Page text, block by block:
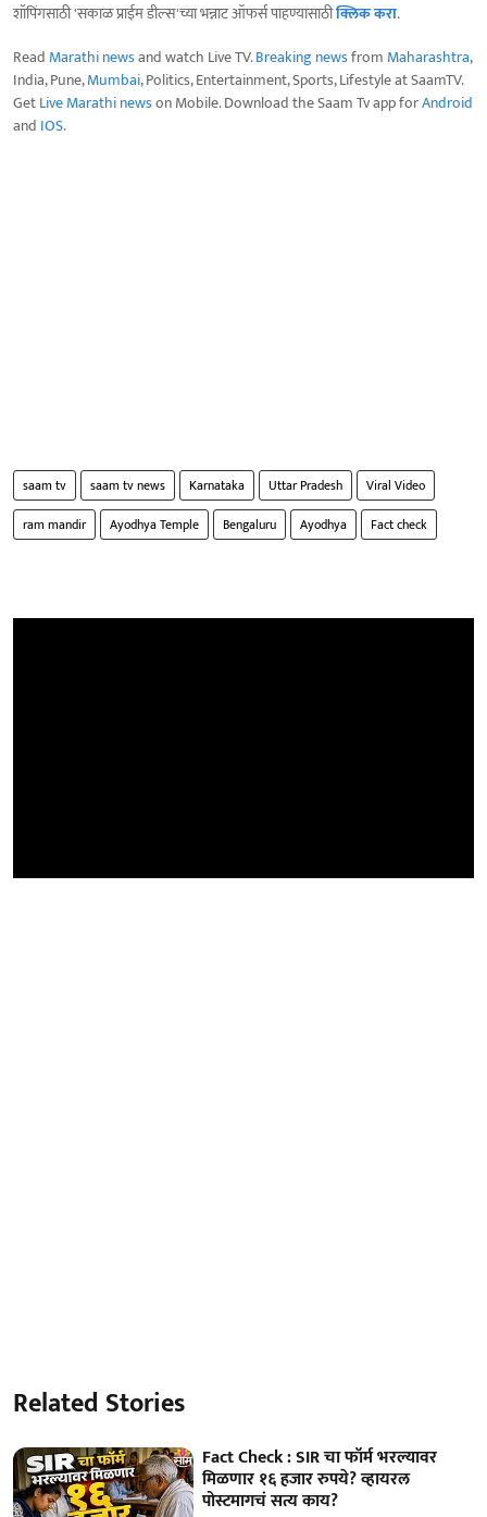
शॉपिंगसाठी 'सकाळ प्राईम डील्स'च्या भन्नाट ऑफर्स पाहण्यासाठीक्लिक करा.
Read Marathi newsand watch Live TV.Breaking newsfrom Maharashtra,
India, Pune,Mumbai, Politics, Entertainment, Sports, Lifestyle at SaamTV.
GetLive Marathi newson Mobile. Download the Saam Tv app forAndroid
and IOS.
saam tv saam tv news Karnataka Uttar Pradesh
Viral Video
ram mandir
Ayodhya Temple Bengaluru Ayodhya Fact check
Related Stories
Fact Check : SIR चा फॉर्म भरल्यावर
मिळणार १६ हजार रुपये? व्हायरल
पोस्टमागचं सत्य काय?